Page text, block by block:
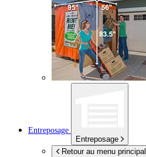
Entreposage
Entreposage
Retour au menu principal